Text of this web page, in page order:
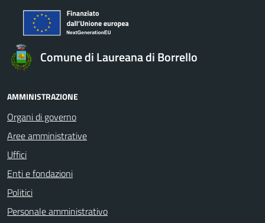
Comune di Laureana di Borrello
AMMINISTRAZIONE
Organi di governo
Aree amministrative
Uffici
Enti e fondazioni
Politici
Personale amministrativo